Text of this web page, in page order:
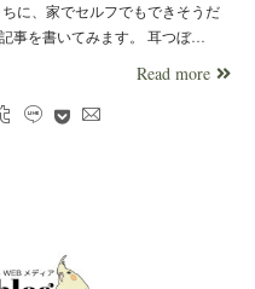
に、家でセルフでもできそうだ
事を書いてみます。 耳つぼ…
Read more